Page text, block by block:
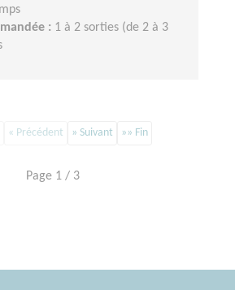
: 1 à 2 sorties (de 2 à 3
« Précédent » Suivant »» Fin
Page 1 / 3